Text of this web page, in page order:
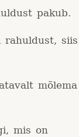
pakub.
siis
mõlema
mis on